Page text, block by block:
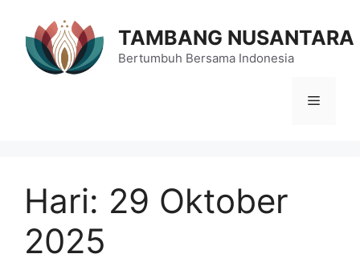
TAMBANG NUSANTARA
Bertumbuh Bersama Indonesia
Menu
Hari: 29 Oktober
2025